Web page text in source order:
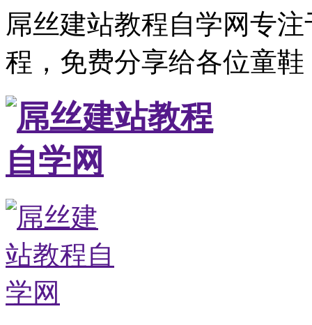
屌丝建站教程自学网专
程，免费分享给各位童